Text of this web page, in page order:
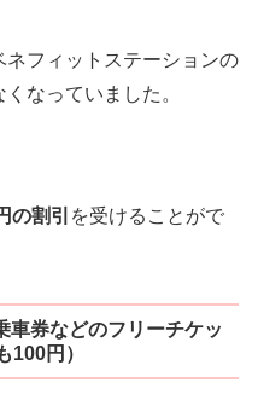
ネフィットステーションの
なっていました。
の割引 を受けることがで
車券などのフリーチケッ
100円）